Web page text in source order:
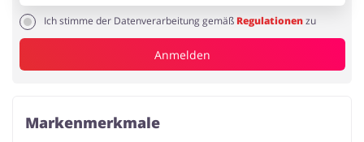
Ich stimme der Datenverarbeitung gemäß Regulationenzu
Anmelden
Markenmerkmale